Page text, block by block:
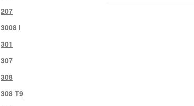
207
3008 I
301
307
308
308 T9